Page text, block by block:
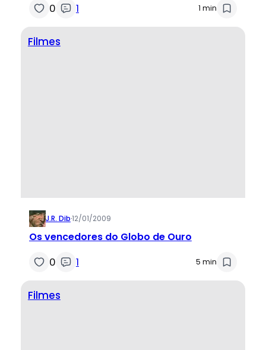
0 1 1 min
Filmes
J.R. Dib·12/01/2009
Os vencedores do Globo de Ouro
0 1 5 min
Filmes